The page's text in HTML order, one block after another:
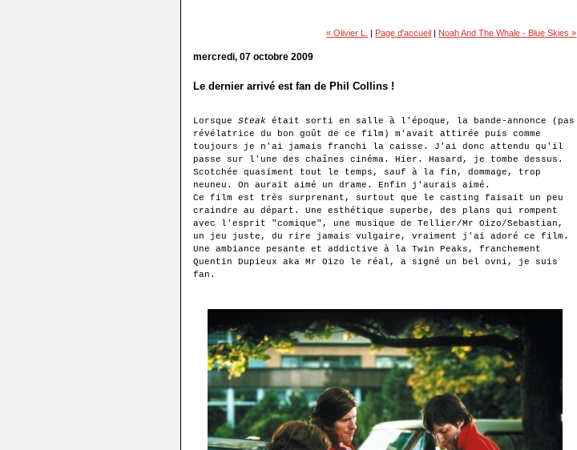
« Olivier L. | Page d'accueil | Noah And The Whale - Blue Skies »
mercredi, 07 octobre 2009
Le dernier arrivé est fan de Phil Collins !
Lorsque Steak était sorti en salle à l'époque, la bande-annonce (pas
révélatrice du bon goût de ce film) m'avait attirée puis comme
toujours je n'ai jamais franchi la caisse. J'ai donc attendu qu'il
passe sur l'une des chaînes cinéma. Hier. Hasard, je tombe dessus.
Scotchée quasiment tout le temps, sauf à la fin, dommage, trop
neuneu. On aurait aimé un drame. Enfin j'aurais aimé.
Ce film est très surprenant, surtout que le casting faisait un peu
craindre au départ. Une esthétique superbe, des plans qui rompent
avec l'esprit "comique", une musique de Tellier/Mr Oizo/Sebastian,
un jeu juste, du rire jamais vulgaire, vraiment j'ai adoré ce film.
Une ambiance pesante et addictive à la Twin Peaks, franchement
Quentin Dupieux aka Mr Oizo le réal, a signé un bel ovni, je suis
fan.